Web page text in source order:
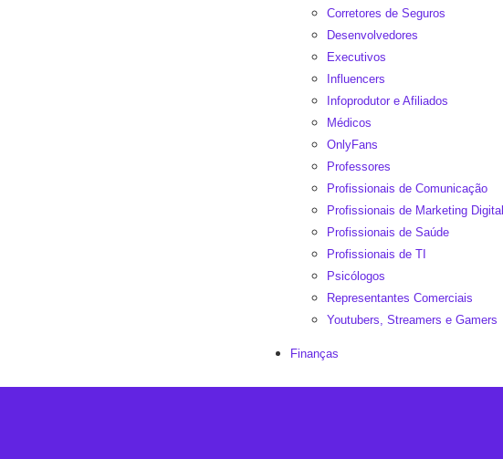
Corretores de Seguros
Desenvolvedores
Executivos
Influencers
Infoprodutor e Afiliados
Médicos
OnlyFans
Professores
Profissionais de Comunicação
Profissionais de Marketing Digital
Profissionais de Saúde
Profissionais de TI
Psicólogos
Representantes Comerciais
Youtubers, Streamers e Gamers
Finanças